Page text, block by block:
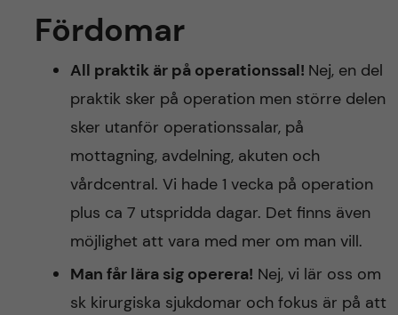
Fördomar
All praktik är på operationssal! Nej, en del
praktik sker på operation men större delen
sker utanför operationssalar, på
mottagning, avdelning, akuten och
vårdcentral. Vi hade 1 vecka på operation
plus ca 7 utspridda dagar. Det finns även
möjlighet att vara med mer om man vill.
Man får lära sig operera! Nej, vi lär oss om
sk kirurgiska sjukdomar och fokus är på att